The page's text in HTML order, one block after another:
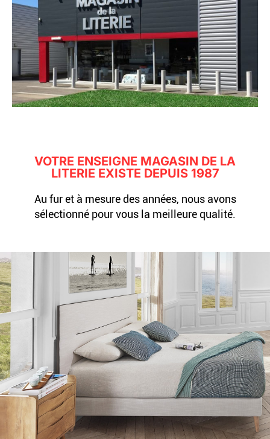
VOTRE ENSEIGNE MAGASIN DE LA
LITERIE EXISTE DEPUIS 1987
Au fur et à mesure des années, nous avons
sélectionné pour vous la meilleure qualité.